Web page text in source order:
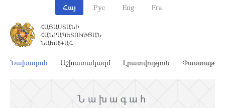
Հայ Рус Eng Fra
ՀԱՅԱՍՏԱՆԻ
ՀԱՆՐԱՊԵՏՈՒԹՅԱՆ
ՆԱԽԱԳԱՀ
Նախագահ Աշխատակազմ Լրատվություն
Նախագահ